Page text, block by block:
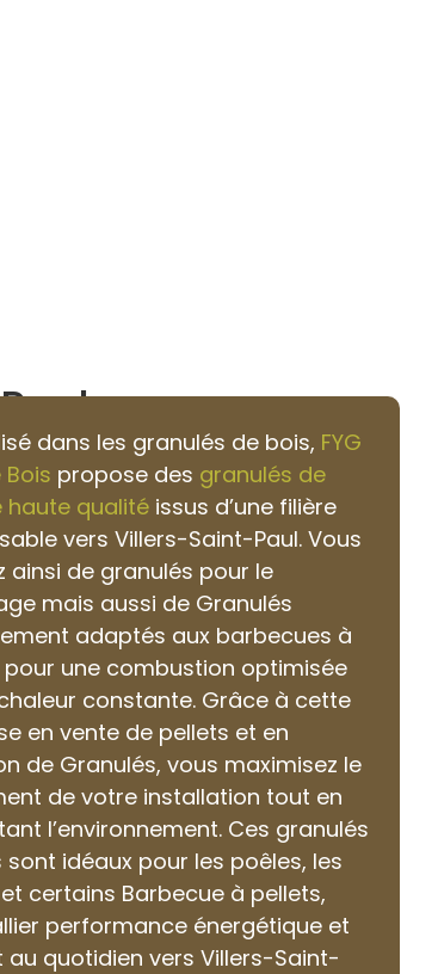
dans les granulés de bois, FYG
Bois propose des granulés de
haute qualitéissus d’une filière
vers Villers-Saint-Paul. Vous
ainsi de granulés pour le
mais aussi de Granulés
adaptés aux barbecues à
pour une combustion optimisée
constante. Grâce à cette
en vente de pellets et en
de Granulés, vous maximisez le
de votre installation tout en
l’environnement. Ces granulés
sont idéaux pour les poêles, les
certains Barbecue à pellets,
performance énergétique et
quotidien vers Villers-Saint-